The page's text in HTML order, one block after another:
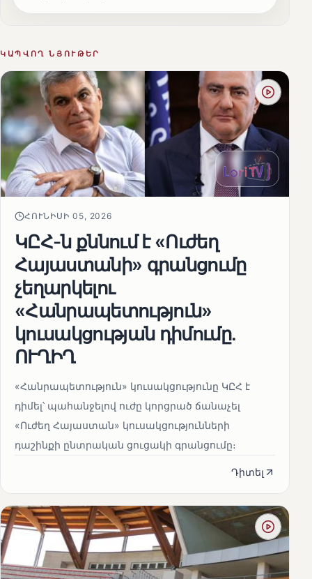
ԿԱՊՎՈՂ ՆՅՈՒԹԵՐ
ՀՈՒՆԻՍԻ 05, 2026
ԿԸՀ-ն քննում է «Ուժեղ
Հայաստանի» գրանցումը
չեղարկելու
«Հանրապետություն»
կուսակցության դիմումը.
ՈՒՂԻՂ
«Հանրապետություն» կուսակցությունը ԿԸՀ է
դիմել՝ պահանջելով ուժը կորցրած ճանաչել
«Ուժեղ Հայաստան» կուսակցությունների
դաշինքի ընտրական ցուցակի գրանցումը։
Դիտել